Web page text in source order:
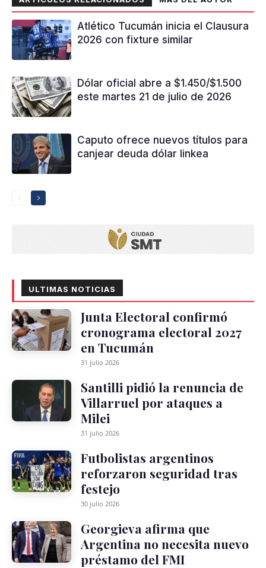
Atlético Tucumán inicia el Clausura
2026 con fixture similar
Dólar oficial abre a $1.450/$1.500
este martes 21 de julio de 2026
Caputo ofrece nuevos títulos para
canjear deuda dólar linkea
ULTIMAS NOTICIAS
Junta Electoral confirmó
cronograma electoral 2027
en Tucumán
31 julio 2026
Santilli pidió la renuncia de
Villarruel por ataques a
Milei
31 julio 2026
Futbolistas argentinos
reforzaron seguridad tras
festejo
30 julio 2026
Georgieva afirma que
Argentina no necesita nuevo
préstamo del FMI